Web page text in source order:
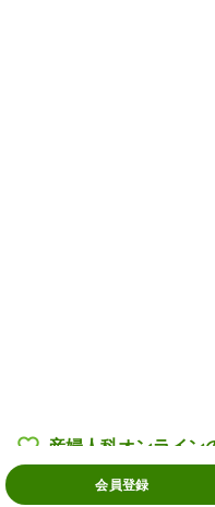
会員登録
産婦人科オンライン